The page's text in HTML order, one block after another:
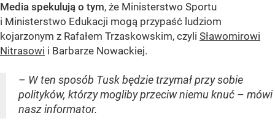
Media spekulują o tym, że Ministerstwo Sportu
i Ministerstwo Edukacji mogą przypaść ludziom
kojarzonym z Rafałem Trzaskowskim, czyli Sławomirowi
Nitrasowi i Barbarze Nowackiej.
– W ten sposób Tusk będzie trzymał przy sobie
polityków, którzy mogliby przeciw niemu knuć – mówi
nasz informator.